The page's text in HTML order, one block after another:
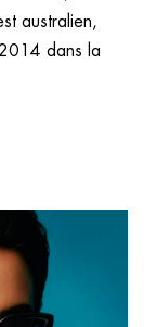
australien,
dans la